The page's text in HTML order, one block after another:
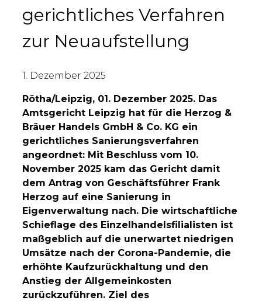
gerichtliches Verfahren
zur Neuaufstellung
1. Dezember 2025
Rötha/Leipzig, 01. Dezember 2025. Das
Amtsgericht Leipzig hat für die Herzog &
Bräuer Handels GmbH & Co. KG ein
gerichtliches Sanierungsverfahren
angeordnet: Mit Beschluss vom 10.
November 2025 kam das Gericht damit
dem Antrag von Geschäftsführer Frank
Herzog auf eine Sanierung in
Eigenverwaltung nach. Die wirtschaftliche
Schieflage des Einzelhandelsfilialisten ist
maßgeblich auf die unerwartet niedrigen
Umsätze nach der Corona-Pandemie, die
erhöhte Kaufzurückhaltung und den
Anstieg der Allgemeinkosten
zurückzuführen. Ziel des